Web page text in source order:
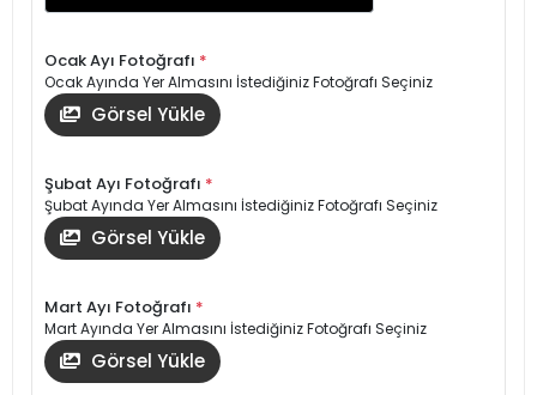
Ocak Ayı Fotoğrafı *
Ocak Ayında Yer Almasını İstediğiniz Fotoğrafı Seçiniz
Görsel Yükle
Şubat Ayı Fotoğrafı *
Şubat Ayında Yer Almasını İstediğiniz Fotoğrafı Seçiniz
Görsel Yükle
Mart Ayı Fotoğrafı *
Mart Ayında Yer Almasını İstediğiniz Fotoğrafı Seçiniz
Görsel Yükle